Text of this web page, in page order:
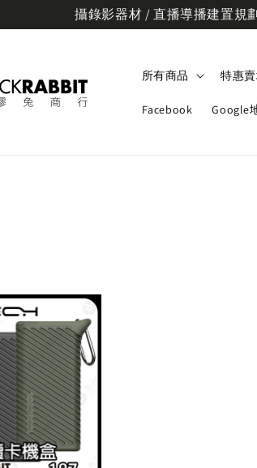
攝錄影器材 / 直播導播建置規
所有商品 特惠
Facebook Google